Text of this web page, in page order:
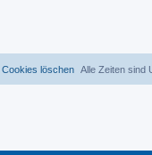
Alle Zeiten sind
Cookies löschen